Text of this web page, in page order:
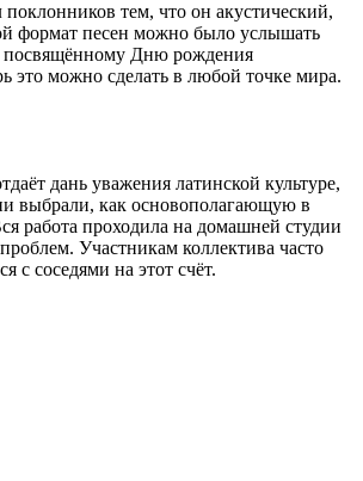
тем, что он акустический,
формат песен можно было услышать
посвящённому Дню рождения
это можно сделать в любой точке мира.
дань уважения латинской культуре,
выбрали, как основополагающую в
работа проходила на домашней студии
Участникам коллектива часто
с соседями на этот счёт.